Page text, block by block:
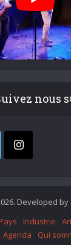
nous
Developed by
Pays Industrie
Agenda Qui